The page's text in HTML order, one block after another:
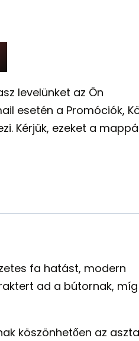
levelünket az Ön
esetén a Promóciók,
Kérjük, ezeket a
fa hatást, modern
ad a bútornak,
köszönhetően az